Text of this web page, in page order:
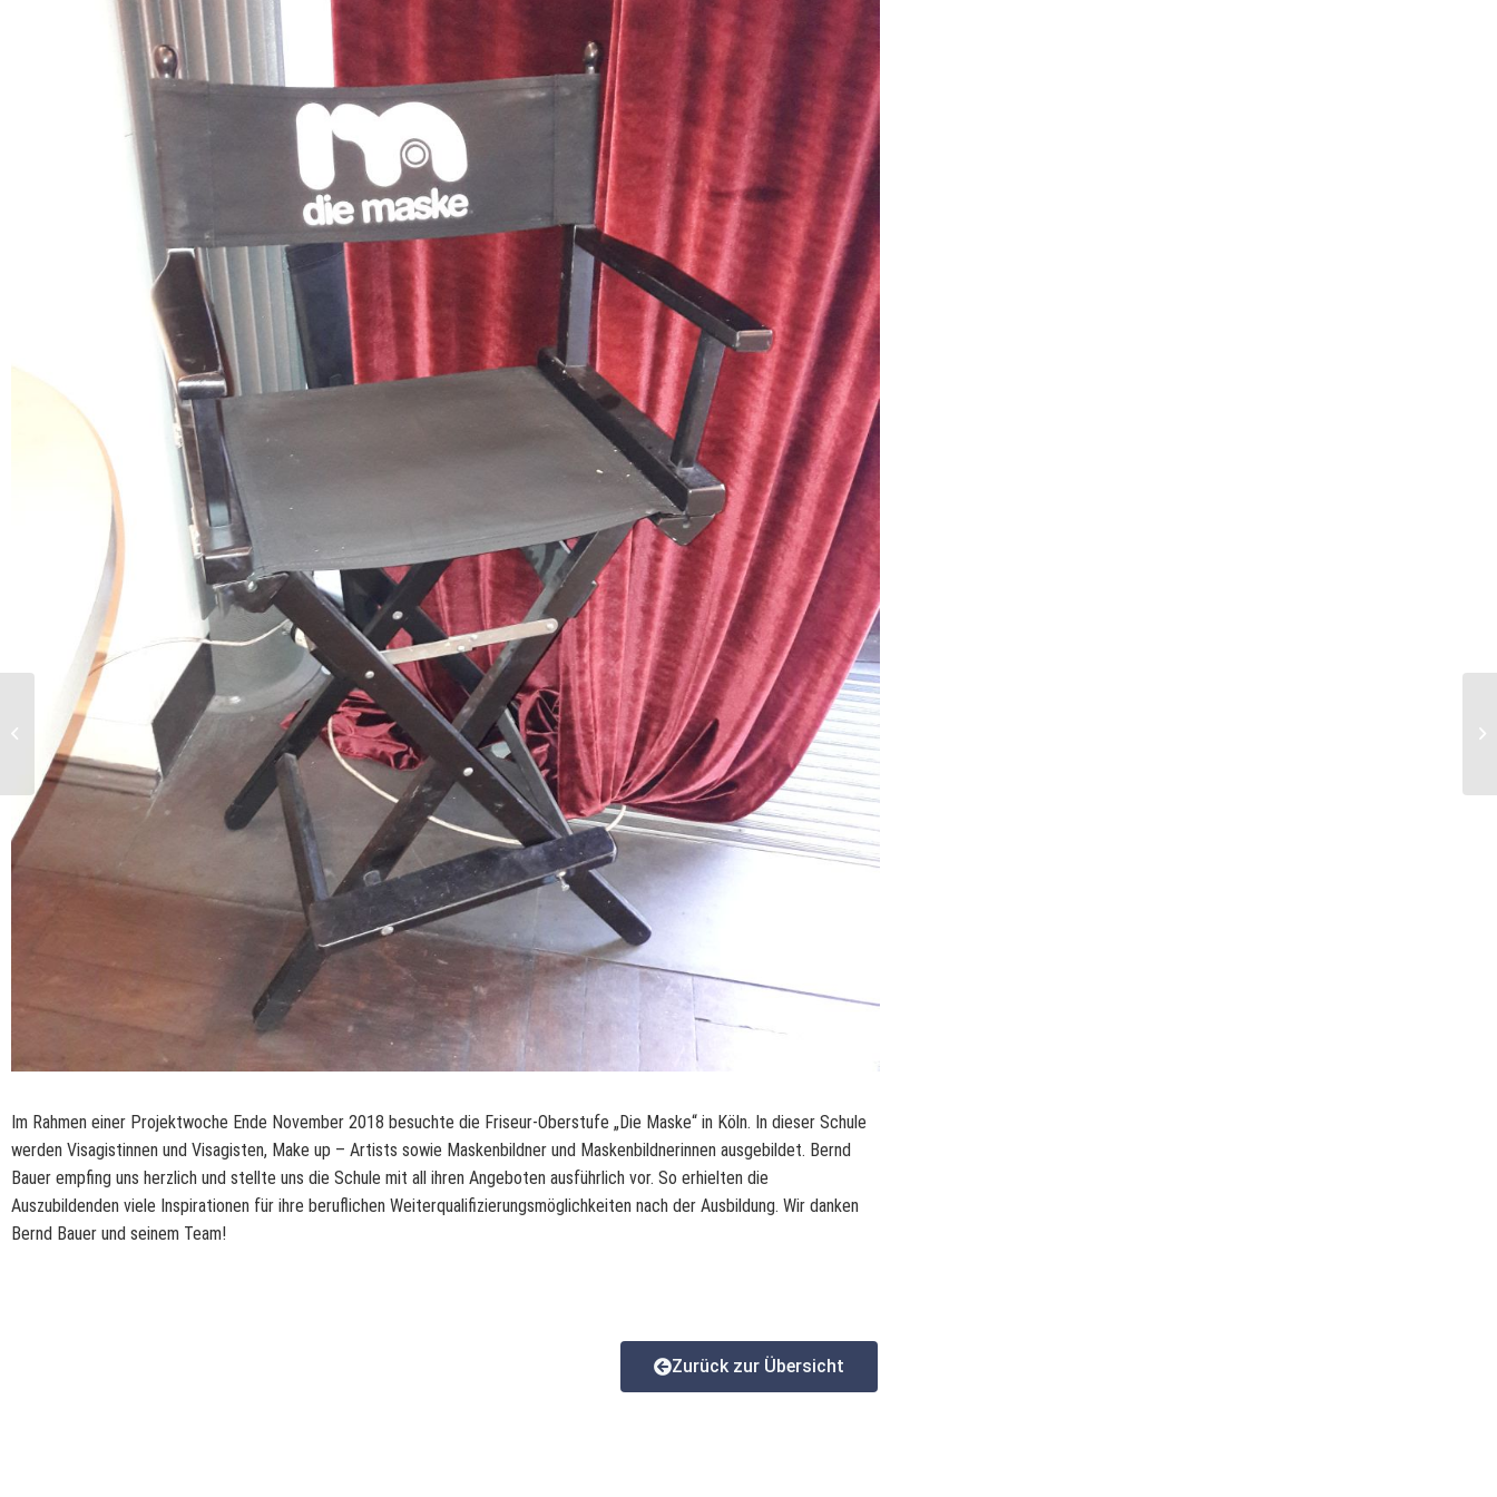
Im Rahmen einer Projektwoche Ende November 2018 besuchte die Friseur-Oberstufe „Die Maske“ in Köln. In dieser Schule
werden Visagistinnen und Visagisten, Make up – Artists sowie Maskenbildner und Maskenbildnerinnen ausgebildet. Bernd
Bauer empfing uns herzlich und stellte uns die Schule mit all ihren Angeboten ausführlich vor. So erhielten die
Auszubildenden viele Inspirationen für ihre beruflichen Weiterqualifizierungsmöglichkeiten nach der Ausbildung. Wir danken
Bernd Bauer und seinem Team!
Zurück zur Übersicht
Überwältigende
Bereitschaft zur
Blutspende – Mehr als
100 Schülerinnen...